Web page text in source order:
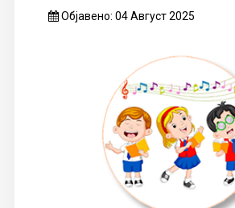
Објавено: 04 Август 2025